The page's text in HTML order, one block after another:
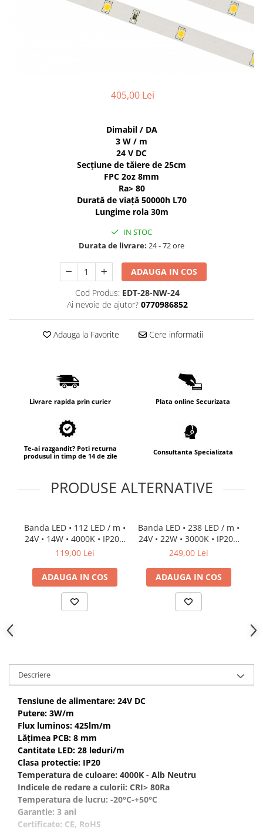
Comutatoare / Detectoare PIR
405,00 Lei
Dimabil / DA
3 W / m
24 V DC
Secțiune de tăiere de 25cm
FPC 2oz 8mm
Ra> 80
Durată de viață 50000h L70
Lungime rola 30m
IN STOC
Durata de livrare: 24 - 72 ore
ADAUGA IN COS
Cod Produs: EDT-28-NW-24
Ai nevoie de ajutor? 0770986852
Adauga la Favorite Cere informatii
Livrare rapida prin curier Plata online Securizata
Te-ai razgandit? Poti returna
produsul in timp de 14 de zile
Consultanta Specializata
PRODUSE ALTERNATIVE
Banda LED • 112 LED / m •
24V • 14W • 4000K • IP20 •
1650lm • 8mm • Cri92 3Oz
119,00 Lei
ADAUGA IN COS
Banda LED • 238 LED / m •
24V • 22W • 3000K • IP20 •
2420lm • 10mm • Cri92
249,00 Lei
ADAUGA IN COS
Descriere
Tensiune de alimentare: 24V DC
Putere: 3W/m
Flux luminos: 425lm/m
Lățimea PCB: 8 mm
Cantitate LED: 28 leduri/m
Clasa protectie: IP20
Temperatura de culoare: 4000K - Alb Neutru
Indicele de redare a culorii: CRI> 80Ra
Temperatura de lucru: -20°C-+50°C
Garantie: 3 ani
Certificate: CE, RoHS